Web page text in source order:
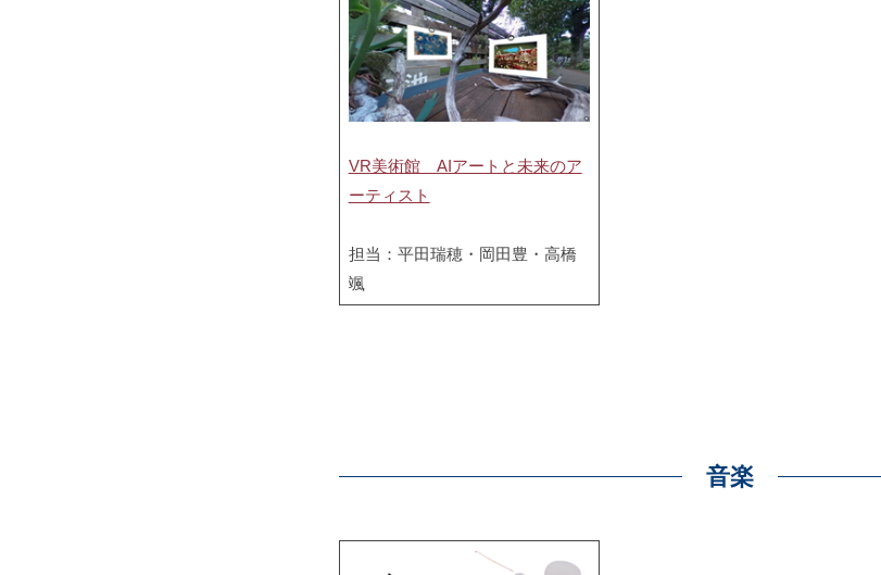
08-
17
by
senriproject
VR美術館 AIアートと未来のア
ーティスト
担当：平田瑞穂・岡田豊・高橋
颯
音楽